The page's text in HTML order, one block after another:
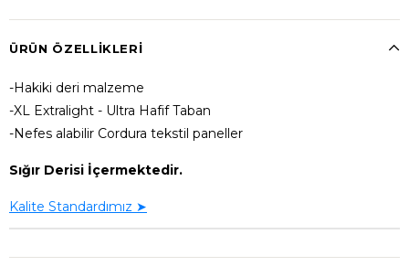
ÜRÜN ÖZELLIKLERI
-Hakiki deri malzeme
-XL Extralight - Ultra Hafif Taban
-Nefes alabilir Cordura tekstil paneller
Sığır Derisi İçermektedir.
Kalite Standardımız ➤